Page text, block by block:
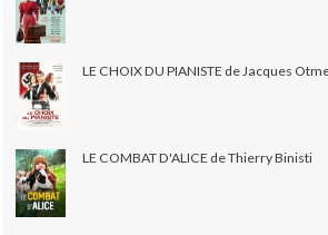
LE CHOIX DU PIANISTE de Jacques
LE COMBAT D'ALICE de Thierry Binisti